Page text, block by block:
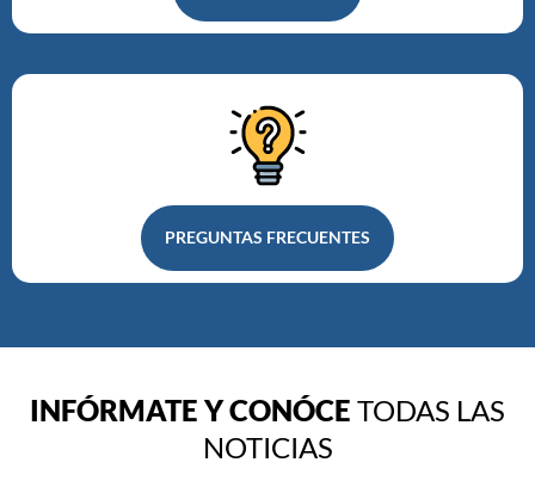
PREGUNTAS FRECUENTES
INFÓRMATE Y CONÓCE TODAS LAS
NOTICIAS